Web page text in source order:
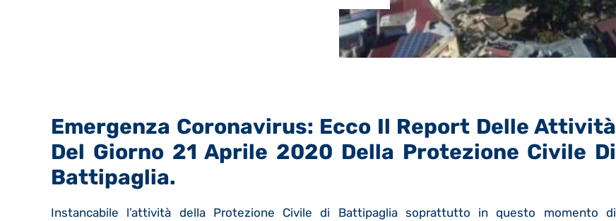
Emergenza Coronavirus: Ecco Il Report Delle Attività
Del Giorno 21 Aprile 2020 Della Protezione Civile Di
Battipaglia.
Instancabile l’attività della Protezione Civile di Battipaglia soprattutto in questo momento di